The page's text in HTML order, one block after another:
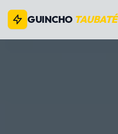
GUINCHO TAUBATÉ